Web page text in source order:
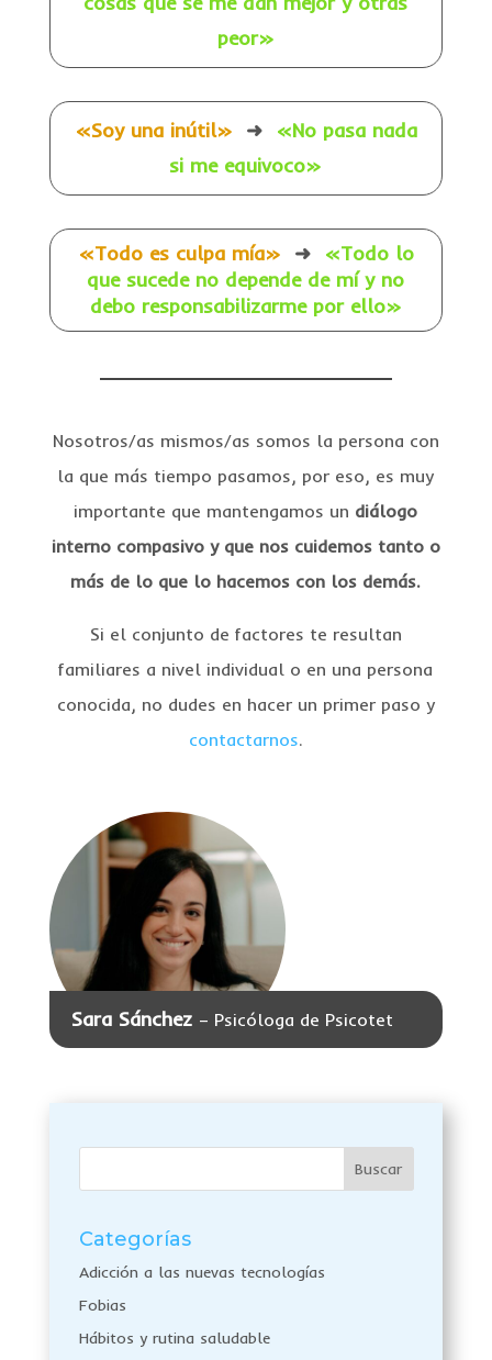
peor»
«Soy una inútil» ➜ «No pasa nada
si me equivoco»
«Todo es culpa mía» ➜
«Todo lo
que sucede no depende de mí y no
debo responsabilizarme por ello»
Nosotros/as mismos/as somos la persona con
la que más tiempo pasamos, por eso, es muy
importante que mantengamos un diálogo
interno compasivo y que nos cuidemos tanto o
más de lo que lo hacemos con los demás.
Si el conjunto de factores te resultan
familiares a nivel individual o en una persona
conocida, no dudes en hacer un primer paso y
contactarnos.
Sara Sánchez – Psicóloga de Psicotet
Categorías
Adicción a las nuevas tecnologías
Fobias
Hábitos y rutina saludable